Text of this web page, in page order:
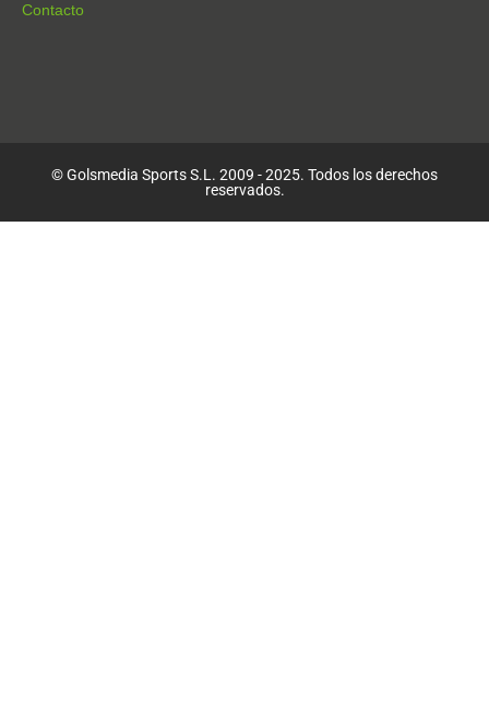
Contacto
© Golsmedia Sports S.L. 2009 - 2025. Todos los derechos
reservados.